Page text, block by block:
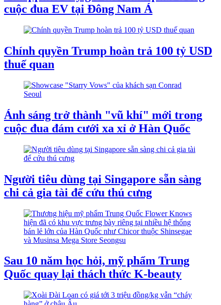
cuộc đua EV tại Đông Nam Á
Chính quyền Trump hoàn trả 100 tỷ USD
thuế quan
Ánh sáng trở thành "vũ khí" mới trong
cuộc đua đám cưới xa xỉ ở Hàn Quốc
Người tiêu dùng tại Singapore sẵn sàng
chi cả gia tài để cứu thú cưng
Sau 10 năm học hỏi, mỹ phẩm Trung
Quốc quay lại thách thức K-beauty